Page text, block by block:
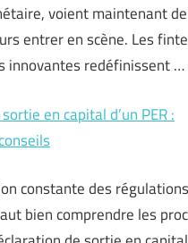
voient maintenant de
entrer en scène. Les
innovantes redéfinissent …
en capital d’un PER :
constante des régulations
bien comprendre les